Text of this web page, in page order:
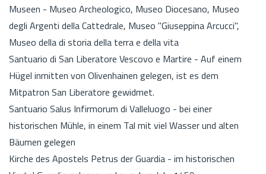
Museen - Museo Archeologico, Museo Diocesano, Museo
degli Argenti della Cattedrale, Museo "Giuseppina Arcucci",
Museo della di storia della terra e della vita
Santuario di San Liberatore Vescovo e Martire - Auf einem
Hügel inmitten von Olivenhainen gelegen, ist es dem
Mitpatron San Liberatore gewidmet.
Santuario Salus Infirmorum di Valleluogo - bei einer
historischen Mühle, in einem Tal mit viel Wasser und alten
Bäumen gelegen
Kirche des Apostels Petrus der Guardia - im historischen